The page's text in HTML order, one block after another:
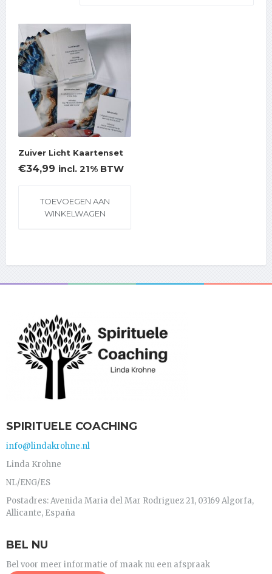
Zuiver Licht Kaartenset
€34,99 incl. 21% BTW
TOEVOEGEN AAN
WINKELWAGEN
SPIRITUELE COACHING
info@lindakrohne.nl
Linda Krohne
NL/ENG/ES
Postadres: Avenida Maria del Mar Rodriguez 21, 03169 Algorfa,
Allicante, España
BEL NU
Bel voor meer informatie of maak nu een afspraak